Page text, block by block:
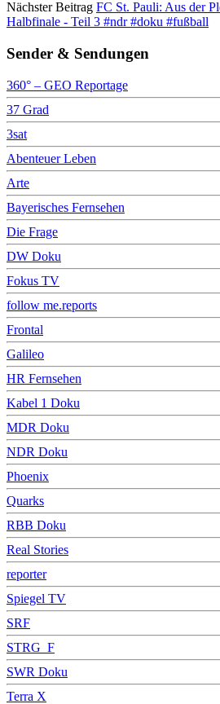
Nächster Beitrag FC St. Pauli: Aus der
Halbfinale - Teil 3 #ndr #doku #fußball
Sender & Sendungen
360° – GEO Reportage
37 Grad
3sat
Abenteuer Leben
Arte
Bayerisches Fernsehen
Die Frage
DW Doku
Fokus TV
follow me.reports
Frontal
Galileo
HR Fernsehen
Kabel 1 Doku
MDR Doku
NDR Doku
Phoenix
Quarks
RBB Doku
Real Stories
reporter
Spiegel TV
SRF
STRG_F
SWR Doku
Terra X